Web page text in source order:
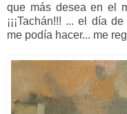
que más desea en el
¡¡¡Tachán!!! ... el día
me podía hacer... me